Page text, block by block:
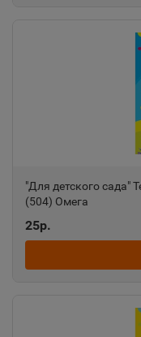
"Для детского сада"
(504) Омега
25р.